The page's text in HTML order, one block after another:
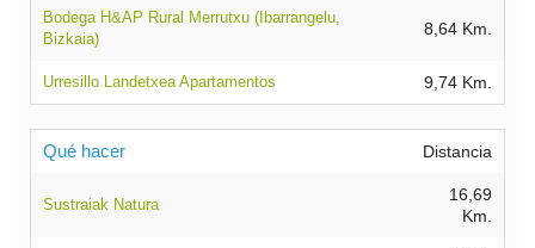
Bodega H&AP Rural Merrutxu (Ibarrangelu,
Bizkaia)
8,64 Km.
Urresillo Landetxea Apartamentos 9,74 Km.
Qué hacer Distancia
Sustraiak Natura
16,69
Km.